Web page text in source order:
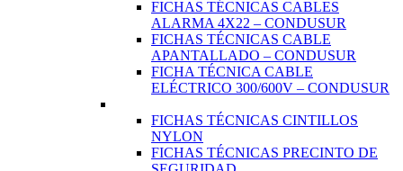
FICHAS TÉCNICAS CABLES
ALARMA 4X22 – CONDUSUR
FICHAS TÉCNICAS CABLE
APANTALLADO – CONDUSUR
FICHA TÉCNICA CABLE
ELÉCTRICO 300/600V – CONDUSUR
FICHAS TÉCNICAS CINTILLOS
NYLON
FICHAS TÉCNICAS PRECINTO DE